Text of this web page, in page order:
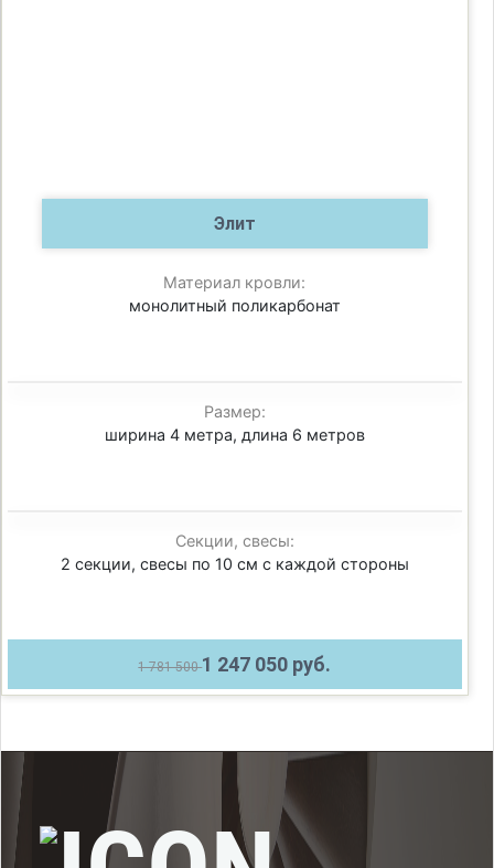
Элит
Материал кровли:
монолитный поликарбонат
Размер:
ширина 4 метра, длина 6 метров
Секции, свесы:
2 секции, свесы по 10 см с каждой стороны
1 781 5001 247 050 руб.